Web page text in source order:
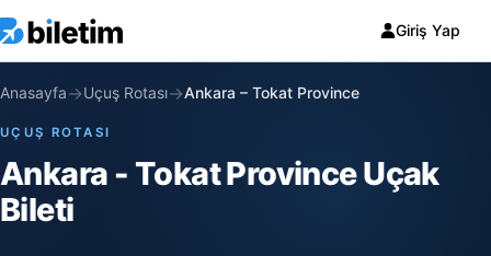
Giriş Yap
Anasayfa→Uçuş Rotası→Ankara – Tokat Province
UÇUŞ ROTASI
Ankara - Tokat Province Uçak
Bileti